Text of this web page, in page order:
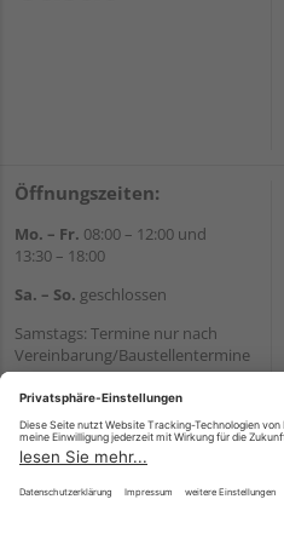
Öffnungszeiten:
Mo. – Fr. 08:00 – 12:00 und
13:30 – 18:00
Sa. – So. geschlossen
Samstags: Termine nur nach
Vereinbarung/Baustellentermine
Wir helfen Ihnen gerne
weiter
Tel.:+49 6062 956180
E-Mail:shop@holzland-seibert.de